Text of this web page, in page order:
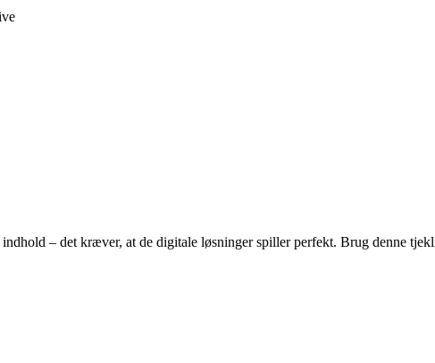
– det kræver, at de digitale løsninger spiller perfekt. Brug denne